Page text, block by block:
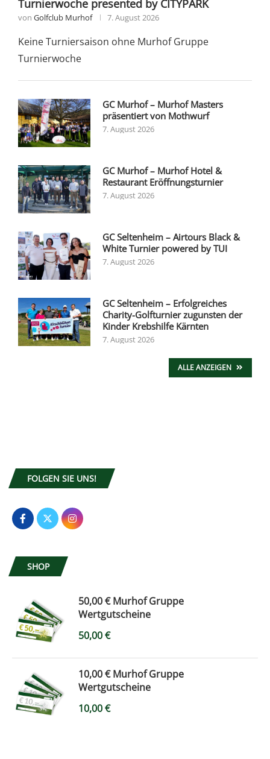
Turnierwoche presented by CITYPARK
von Golfclub Murhof 7. August 2026
Keine Turniersaison ohne Murhof Gruppe
Turnierwoche
GC Murhof – Murhof Masters
präsentiert von Mothwurf
7. August 2026
GC Murhof – Murhof Hotel &
Restaurant Eröffnungsturnier
7. August 2026
GC Seltenheim – Airtours Black &
White Turnier powered by TUI
7. August 2026
GC Seltenheim – Erfolgreiches
Charity-Golfturnier zugunsten der
Kinder Krebshilfe Kärnten
7. August 2026
ALLE ANZEIGEN
FOLGEN SIE UNS!
SHOP
50,00 € Murhof Gruppe
Wertgutscheine
50,00€
10,00 € Murhof Gruppe
Wertgutscheine
10,00€